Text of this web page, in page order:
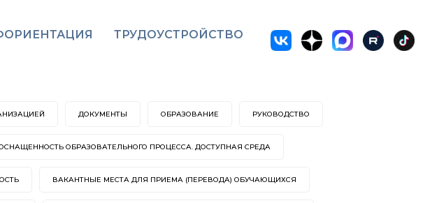
ТРУДОУСТРОЙСТВО
ДОКУМЕНТЫ ОБРАЗОВАНИЕ РУКОВОДСТВО
ОБРАЗОВАТЕЛЬНОГО ПРОЦЕССА. ДОСТУПНАЯ СРЕДА
ВАКАНТНЫЕ МЕСТА ДЛЯ ПРИЕМА (ПЕРЕВОДА) ОБУЧАЮЩИХСЯ